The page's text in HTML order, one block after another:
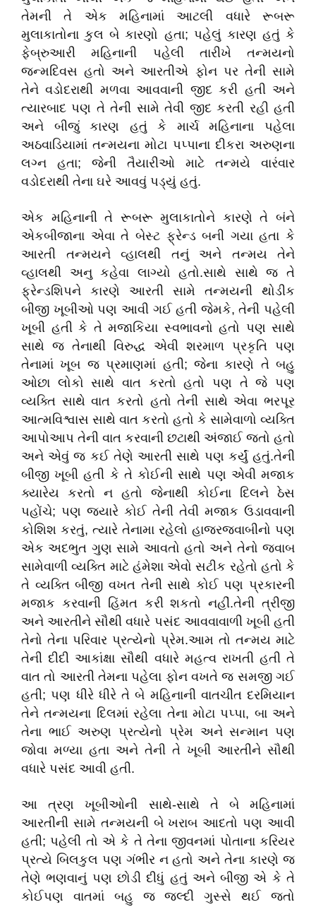
તેમની તે એક મહિનામાં આટલી વધારે રૂબરૂ
મુલાકાતોના કુલ બે કારણો હતા; પહેલું કારણ હતું કે
ફેબ્રુઆરી મહિનાની પહેલી તારીખે તન્મયનો
જન્મદિવસ હતો અને આરતીએ ફોન પર તેની સામે
તેને વડોદરાથી મળવા આવવાની જીદ કરી હતી અને
ત્યારબાદ પણ તે તેની સામે તેવી જીદ કરતી રહી હતી
અને બીજું કારણ હતું કે માર્ચ મહિનાના પહેલા
અઠવાડિયામાં તન્મયના મોટા પપ્પાના દીકરા અરુણના
લગ્ન હતા; જેની તૈયારીઓ માટે તન્મયે વારંવાર
વડોદરાથી તેના ઘરે આવવું પડ્યું હતું.
એક મહિનાની તે રૂબરૂ મુલાકાતોને કારણે તે બંને
એકબીજાના એવા તે બેસ્ટ ફ્રેન્ડ બની ગયા હતા કે
આરતી તન્મયને વ્હાલથી તનું અને તન્મય તેને
વ્હાલથી અનુ કહેવા લાગ્યો હતો.સાથે સાથે જ તે
ફ્રેન્ડશિપને કારણે આરતી સામે તન્મયની થોડીક
બીજી ખૂબીઓ પણ આવી ગઈ હતી જેમકે, તેની પહેલી
ખૂબી હતી કે તે મજાકિયા સ્વભાવનો હતો પણ સાથે
સાથે જ તેનાથી વિરુદ્ધ એવી શરમાળ પ્રકૃતિ પણ
તેનામાં ખૂબ જ પ્રમાણમાં હતી; જેના કારણે તે બહુ
ઓછા લોકો સાથે વાત કરતો હતો પણ તે જે પણ
વ્યક્તિ સાથે વાત કરતો હતો તેની સાથે એવા ભરપૂર
આત્મવિશ્વાસ સાથે વાત કરતો હતો કે સામેવાળો વ્યક્તિ
આપોઆપ તેની વાત કરવાની છટાથી અંજાઈ જતો હતો
અને એવું જ કઈ તેણે આરતી સાથે પણ કર્યું હતું.તેની
બીજી ખૂબી હતી કે તે કોઈની સાથે પણ એવી મજાક
ક્યારેય કરતો ન હતો જેનાથી કોઈના દિલને ઠેસ
પહોંચે; પણ જ્યારે કોઈ તેની તેવી મજાક ઉડાવવાની
કોશિશ કરતું, ત્યારે તેનામા રહેલો હાજરજવાબીનો પણ
એક અદભુત ગુણ સામે આવતો હતો અને તેનો જવાબ
સામેવાળી વ્યક્તિ માટે હંમેશા એવો સટીક રહેતો હતો કે
તે વ્યક્તિ બીજી વખત તેની સાથે કોઈ પણ પ્રકારની
મજાક કરવાની હિંમત કરી શકતો નહીં.તેની ત્રીજી
અને આરતીને સૌથી વધારે પસંદ આવવાવાળી ખૂબી હતી
તેનો તેના પરિવાર પ્રત્યેનો પ્રેમ.આમ તો તન્મય માટે
તેની દીદી આકાંક્ષા સૌથી વધારે મહત્વ રાખતી હતી તે
વાત તો આરતી તેમના પહેલા ફોન વખતે જ સમજી ગઈ
હતી; પણ ધીરે ધીરે તે બે મહિનાની વાતચીત દરમિયાન
તેને તન્મયના દિલમાં રહેલા તેના મોટા પપ્પા, બા અને
તેના ભાઈ અરુણ પ્રત્યેનો પ્રેમ અને સન્માન પણ
જોવા મળ્યા હતા અને તેની તે ખૂબી આરતીને સૌથી
વધારે પસંદ આવી હતી.
આ ત્રણ ખૂબીઓની સાથે-સાથે તે બે મહિનામાં
આરતીની સામે તન્મયની બે ખરાબ આદતો પણ આવી
હતી; પહેલી તો એ કે તે તેના જીવનમાં પોતાના કરિયર
પ્રત્યે બિલકુલ પણ ગંભીર ન હતો અને તેના કારણે જ
તેણે ભણવાનું પણ છોડી દીધું હતું અને બીજી એ કે તે
કોઈપણ વાતમાં બહુ જ જલ્દી ગુસ્સે થઈ જતો